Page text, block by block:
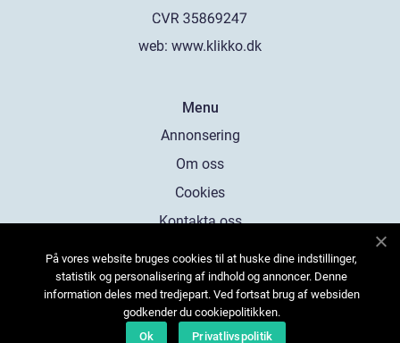
web: www.klikko.dk
Menu
Annonsering
Om oss
Cookies
Kontakta oss
Sitemap
På vores website bruges cookies til at huske dine indstillinger,
statistik og personalisering af indhold og annoncer. Denne
information deles med tredjepart. Ved fortsat brug af websiden
godkender du cookiepolitikken.
Ok
Privatlivspolitik